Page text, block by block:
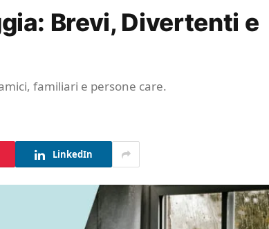
Brevi, Divertenti e
familiari e persone care.
LinkedIn